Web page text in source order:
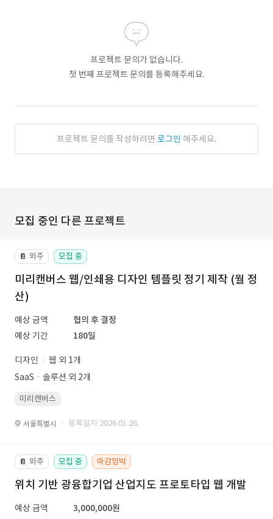
프로젝트 문의가 없습니다.
첫 번째 프로젝트 문의를 등록해주세요.
프로젝트 문의를 작성하려면 로그인 해주세요.
모집 중인 다른 프로젝트
📔 외주 모집 중
미리캔버스 웹/인쇄용 디자인 템플릿 정기 제작 (월 정
산)
예상 금액
협의 후 결정
예상 기간
180일
디자인
웹 외 1개
SaaSㆍ솔루션 외 2개
미리캔버스
서울특별시 · 등록일자 2026.01.26.
📔 외주 모집 중 마감임박
위치 기반 광융합기업 산업지도 프로토타입 웹 개발
예상 금액
3,000,000원